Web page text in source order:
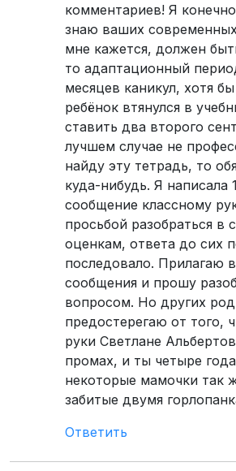
комментариев! Я
знаю ваших
мне кажется, должен
то адаптационный
месяцев каникул, хотя
ребёнок втянулся в
ставить два второго
лучшем случае не
найду эту тетрадь, то
куда-нибудь. Я написала
сообщение классному
просьбой разобраться в
оценкам, ответа до сих
последовало. Прилагаю
сообщения и прошу
вопросом. Но других
предостерегаю от того,
руки Светлане
промах, и ты четыре
некоторые мамочки так
забитые двумя
Ответить